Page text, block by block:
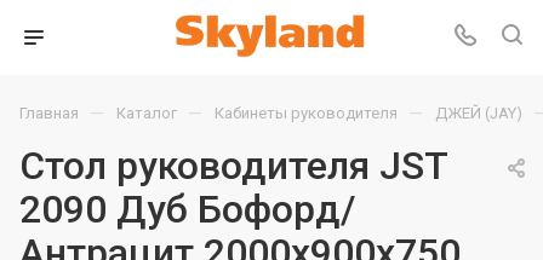
Главная — Каталог — Кабинеты руководителя — ДЖЕЙ (JAY)
Стол руководителя JST
2090 Дуб Бофорд/